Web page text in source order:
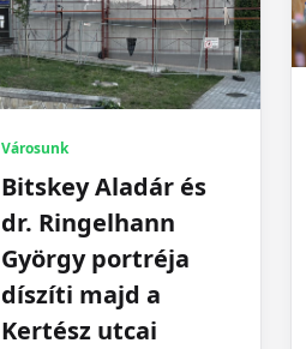
Városunk
Bitskey Aladár és
dr. Ringelhann
György portréja
díszíti majd a
Kertész utcai